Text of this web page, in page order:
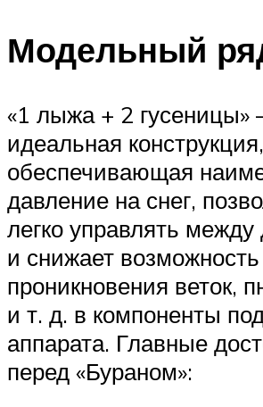
Модельный
«1 лыжа + 2
идеальная конструкция,
обеспечивающая
давление на снег,
легко управлять
и снижает возможность
проникновения веток,
и т. д. в компоненты
аппарата. Главные
перед «Бураном»: